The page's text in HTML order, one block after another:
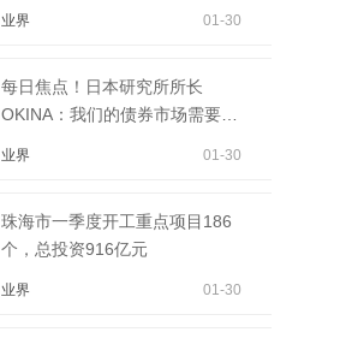
业界 01-30
每日焦点！日本研究所所长
OKINA：我们的债券市场需要正
业界 01-30
珠海市一季度开工重点项目186
个，总投资916亿元
业界 01-30